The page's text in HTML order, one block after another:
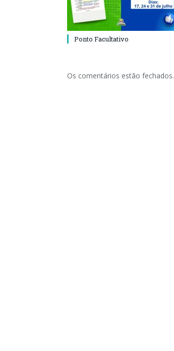
Ponto Facultativo
Os comentários estão fechados.